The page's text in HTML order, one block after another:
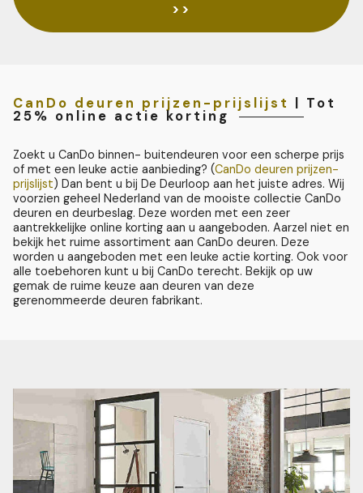
>>
CanDo deuren prijzen-prijslijst | Tot
25% online actie korting
Zoekt u CanDo binnen- buitendeuren voor een scherpe prijs
of met een leuke actie aanbieding? (CanDo deuren prijzen-
prijslijst) Dan bent u bij De Deurloop aan het juiste adres. Wij
voorzien geheel Nederland van de mooiste collectie CanDo
deuren en deurbeslag. Deze worden met een zeer
aantrekkelijke online korting aan u aangeboden. Aarzel niet en
bekijk het ruime assortiment aan CanDo deuren. Deze
worden u aangeboden met een leuke actie korting. Ook voor
alle toebehoren kunt u bij CanDo terecht. Bekijk op uw
gemak de ruime keuze aan deuren van deze
gerenommeerde deuren fabrikant.